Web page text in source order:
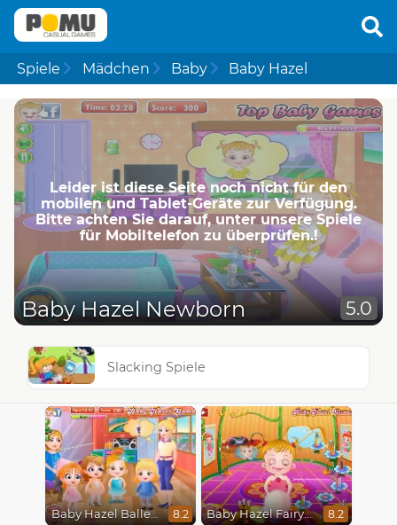
Spiele Mädchen Baby Baby Hazel
Leider ist diese Seite noch nicht für den
mobilen und Tablet-Geräte zur Verfügung.
Bitte achten Sie darauf, unter unsere Spiele
für Mobiltelefon zu überprüfen.!
Baby Hazel Newborn 5.0
Slacking Spiele
Baby Hazel Ballerina Dance 8.2 Baby Hazel Fairyland Ballet 8.2